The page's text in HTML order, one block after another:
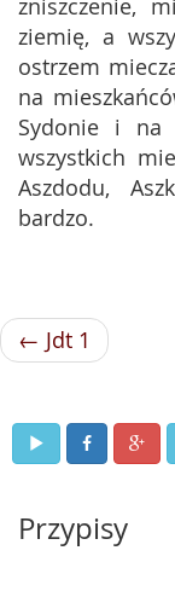
zniszczenie,
ziemię, a
ostrzem
na
Sydonie i na
wszystkich
Aszdodu,
bardzo.
← Jdt 1
Przypisy